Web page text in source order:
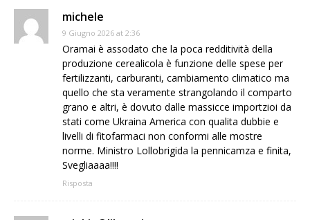
michele
9 Giugno 2026 at 2:36
Oramai è assodato che la poca redditività della
produzione cerealicola è funzione delle spese per
fertilizzanti, carburanti, cambiamento climatico ma
quello che sta veramente strangolando il comparto
grano e altri, è dovuto dalle massicce importzioi da
stati come Ukraina America con qualita dubbie e
livelli di fitofarmaci non conformi alle mostre
norme. Ministro Lollobrigida la pennicamza e finita,
Svegliaaaa!!!!
Risposta